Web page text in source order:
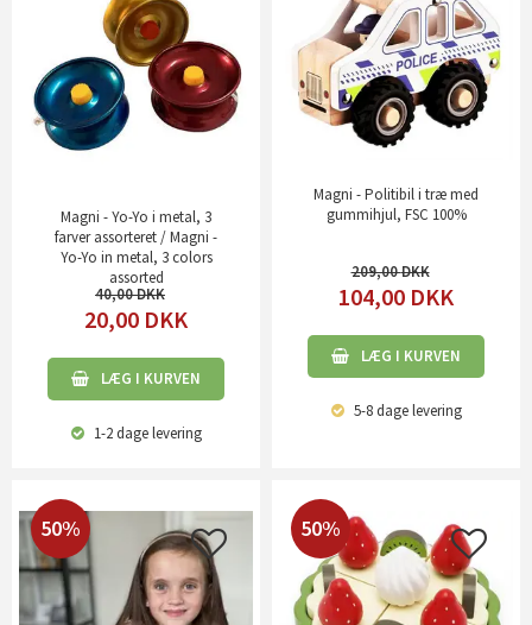
Magni - Yo-Yo i metal, 3
farver assorteret / Magni -
Yo-Yo in metal, 3 colors
assorted
40,00
20,00 DKK
LÆG I KURVEN
1-2 dagelevering
Magni - Politibil i træ med
gummihjul, FSC 100%
209,00
104,00 DKK
LÆG I KURVEN
5-8 dagelevering
50% 50%